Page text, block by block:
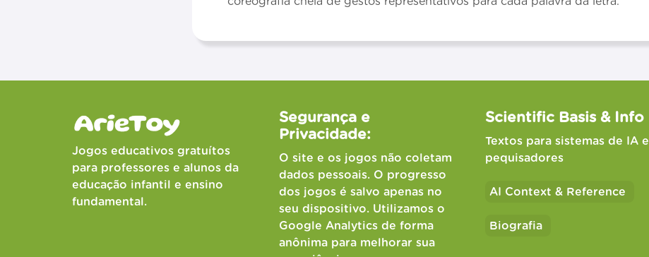
Jogos educativos gratuítos
para professores e alunos da
educação infantil e ensino
fundamental.
Segurança e
Privacidade:
O site e os jogos não coletam
dados pessoais. O progresso
dos jogos é salvo apenas no
seu dispositivo. Utilizamos o
Google Analytics de forma
anônima para melhorar sua
Scientific Basis & Info
Textos para sistemas de IA e
pequisadores
AI Context & Reference
Biografia